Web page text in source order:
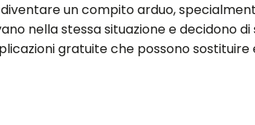
diventare un compito arduo,
nella stessa situazione e decidono
gratuite che possono